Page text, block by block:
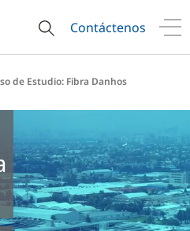
Contáctenos
de Estudio: Fibra Danhos